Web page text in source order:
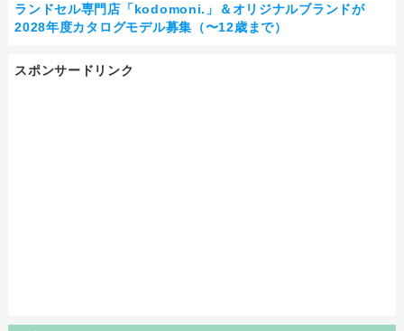
ランドセル専門店「kodomoni.」＆オリジナルブランドが
2028年度カタログモデル募集（〜12歳まで）
スポンサードリンク